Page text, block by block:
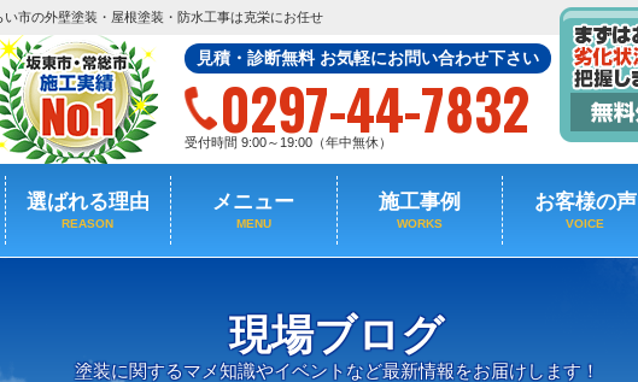
市の外壁塗装・屋根塗装・防水工事は克栄にお任せ
見積・診断無料 お気軽にお問い合わせ下さい
0297-44-7832
受付時間 9:00～19:00（年中無休）
選ばれる理由
REASON
メニュー
MENU
施工事例
WORKS
お客様の声
VOICE
現場ブログ
塗装に関するマメ知識やイベントなど最新情報をお届けします！